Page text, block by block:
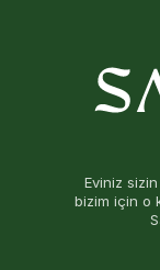
Eviniz
bizim için o